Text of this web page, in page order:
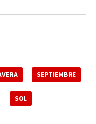
SEPTIEMBRE
SOL